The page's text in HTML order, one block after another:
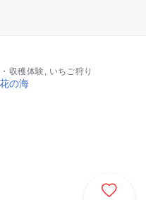
収穫体験, いちご狩り